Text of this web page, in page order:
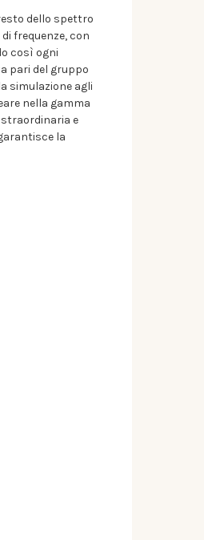
dello spettro
frequenze, con
così ogni
pari del gruppo
simulazione agli
nella gamma
straordinaria e
la